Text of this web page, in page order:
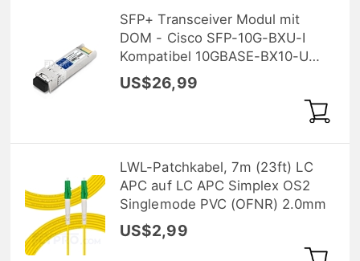
SFP+ Transceiver Modul mit
DOM - Cisco SFP-10G-BXU-I
Kompatibel 10GBASE-BX10-U
BiDi SFP+ 1270nm-TX/1330nm-
RX 10km
US$26,99
LWL-Patchkabel, 7m (23ft) LC
APC auf LC APC Simplex OS2
Singlemode PVC (OFNR) 2.0mm
US$2,99